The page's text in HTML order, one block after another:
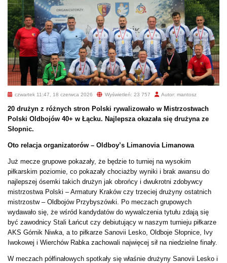
czwartek 11:47, 18 czerwca 2026 Wyświetleń: 23 757 Autor: mantosz
20 drużyn z różnych stron Polski rywalizowało w Mistrzostwach
Polski Oldbojów 40+ w Łącku. Najlepsza okazała się drużyna ze
Słopnic.
Oto relacja organizatorów – Oldboy’s Limanovia Limanowa
Już mecze grupowe pokazały, że będzie to turniej na wysokim
piłkarskim poziomie, co pokazały chociażby wyniki i brak awansu do
najlepszej ósemki takich drużyn jak obrońcy i dwukrotni zdobywcy
mistrzostwa Polski – Armatury Kraków czy trzeciej drużyny ostatnich
mistrzostw – Oldbojów Przybyszówki. Po meczach grupowych
wydawało się, że wśród kandydatów do wywalczenia tytułu zdają się
być zawodnicy Stali Łańcut czy debiutujący w naszym turnieju piłkarze
AKS Górnik Niwka, a to piłkarze Sanovii Lesko, Oldboje Słopnice, Ivy
Iwokowej i Wierchów Rabka zachowali najwięcej sił na niedzielne finały.
W meczach półfinałowych spotkały się właśnie drużyny Sanovii Lesko i